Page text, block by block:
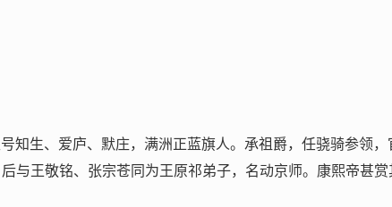
知生、爱庐、默庄，满洲正蓝旗人。承祖爵，任骁骑参领，
与王敬铭、张宗苍同为王原祁弟子，名动京师。康熙帝甚赏